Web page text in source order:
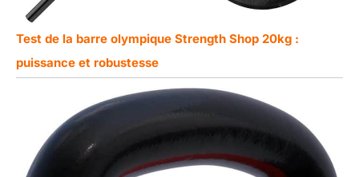
Test de la barre olympique Strength Shop 20kg :
puissance et robustesse